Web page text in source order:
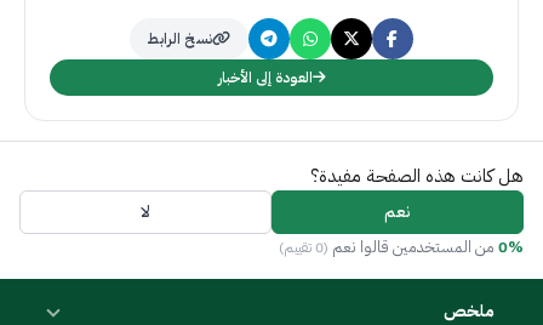
نسخ الرابط
العودة إلى الأخبار
هل كانت هذه الصفحة مفيدة؟
نعم لا
0% من المستخدمين قالوا نعم (0 تقييم)
ملخص